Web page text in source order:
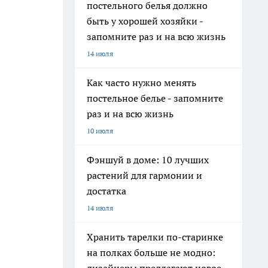
постельного белья должно
быть у хорошей хозяйки -
запомните раз и на всю жизнь
14 июля
Как часто нужно менять
постельное белье - запомните
раз и на всю жизнь
10 июля
Фэншуй в доме: 10 лучших
растений для гармонии и
достатка
14 июля
Хранить тарелки по-старинке
на полках больше не модно: